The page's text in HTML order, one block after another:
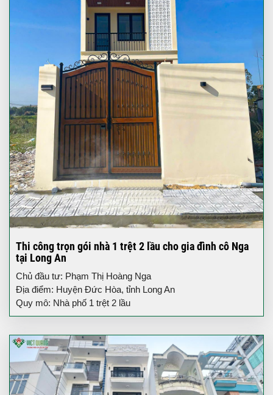
Thi công trọn gói nhà 1 trệt 2 lầu cho gia đình cô Nga
tại Long An
Chủ đầu tư: Phạm Thị Hoàng Nga
Địa điểm: Huyện Đức Hòa, tỉnh Long An
Quy mô: Nhà phố 1 trệt 2 lầu